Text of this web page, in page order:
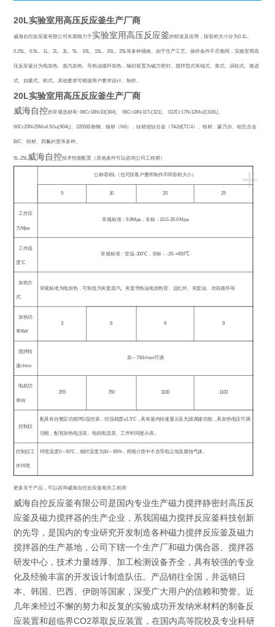
20L实验室用高压反应釜生产厂商
威海自控反应釜有限公司长期致力于实验室用高压反应釜的研发及应用，按容积大小分为0.1L、
0.25L、0.5L、1L、2L、3L、5L、10L、15L、20L、25L等多种规格。由于生产工艺、操作条件不尽相同，实验室用高
压反应釜分为电加热、蒸汽加热、导热油循环加热，轴封装置为磁力密封。搅拌型式有锚式、浆式、涡轮式、推进
式、自吸式、框式。其他要求可根据用户要求设计、制作。
20L实验室用高压反应釜生产厂商
威海自控的常规选材有: 06Cr18Ni10(304) 、06Cr18Ni11Ti(321) 、022Cr17Ni12Mo2(316L) 、
00Cr20Ni25Mo4.5Gu(904L) 、2205双相钢、镍材（ N6），钛材或钛合金（TA2或TC4）、锆材、蒙乃尔、哈氏合金
B/C、钽材、四氟衬里等多种。
5L-25L 威海自控技术性能配置（其他条件可以咨询公司工程师）
+
公称容积L （也可按客户要求制作不同容积大小）
5 10 20 25
工作压
力 Mpa
常规标准：9.8Mpa，非标：10.0-35.0 Mpa
工作温
度℃
常规标准：室温-300℃ ，非标：-20-+450℃
加热方
式
常规标准为电加热，可制造为夹套蒸汽、夹套导热油电加热管、远红外、夹套油、水浴循环等
加热功
率KW
3 6 9 9
搅拌转
速r/min
20 ～750r/min可调
电机功
率W
355 750 1100 1100
控制仪
配具有自整定功能PID温控表，控温精度±1.5℃，具有釜内转速显示及无级调速功能，具加热电压可调
功能，配有加热电压表、电机电流表、工作时间显示表。
控制仪工
作环境
环境温度0～50℃ ，相对湿度为30 ～85%，周围介质中不含导电尘埃及腐蚀气体。
更多关于产品，可以咨询威海自控反应釜相关工程师
威海自控反应釜有限公司是国内专业生产磁力搅拌静密封高压反
应釜及磁力搅拌器的生产企业，系我国磁力搅拌反应釜科技创新
的先导，是国内的专业研究开发制造各种磁力搅拌反应釜及磁力
搅拌器的生产基地，公司下辖一个生产厂和磁力偶合器、搅拌器
研发中心，技术力量雄厚、加工检测设备齐全，具有较强的专业
化及经验丰富的开发设计制造队伍。产品销往全国，并远销日
本、韩国、巴西、伊朗等国家，深受广大用户的信赖和赞誉。近
几年来经过不懈的努力和反复的实验成功开发纳米材料的制备反
应装置和超临界CO2萃取反应装置，在国内高等院校及专业科研